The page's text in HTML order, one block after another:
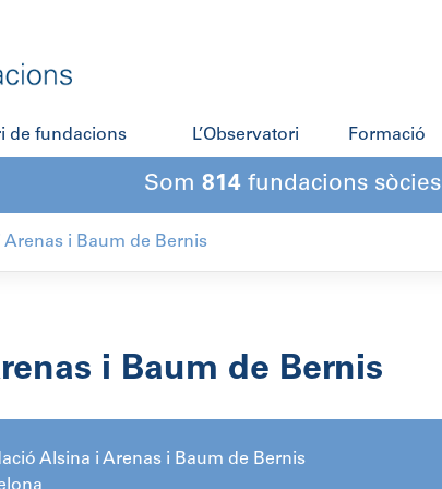
de fundacions L’Observatori Formació
Som 814 fundacions sòcies
Arenas i Baum de Bernis
i Baum de Bernis
Alsina i Arenas i Baum de Bernis